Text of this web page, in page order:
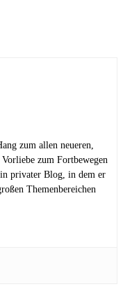
zum allen neueren,
zum Fortbewegen
privater Blog, in dem er
Themenbereichen